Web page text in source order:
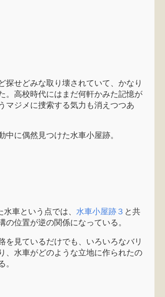
探せどみな取り壊されていて、かなり
。高校時代にはまだ何軒かみた記憶が
マジメに捜索する気力も消えつつあ
中に偶然見つけた水車小屋跡。
車という点では、 水車小屋跡３ と共
の位置が逆の関係になっている。
を見ているだけでも、いろいろなバリ
、水車がどのような立地に作られたの
。